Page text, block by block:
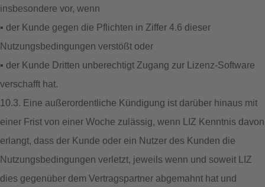
insbesondere vor, wenn
▪ der Kunde gegen die Pflichten in Ziffer 4.6 dieser
Nutzungsbedingungen verstößt oder
▪ der Kunde Dritten unberechtigt Zugang zur Lizenz-Software
verschafft hat.
10.3. Eine außerordentliche Kündigung ist darüber hinaus mit
einer Frist von einer Woche zulässig, wenn LIZ Kenntnis davon
erlangt, dass der Kunde oder ein Nutzer des Kunden die
Nutzungsbedingungen verletzt, jeweils wenn und soweit LIZ
dies gegenüber dem Vertragspartner abgemahnt hat und